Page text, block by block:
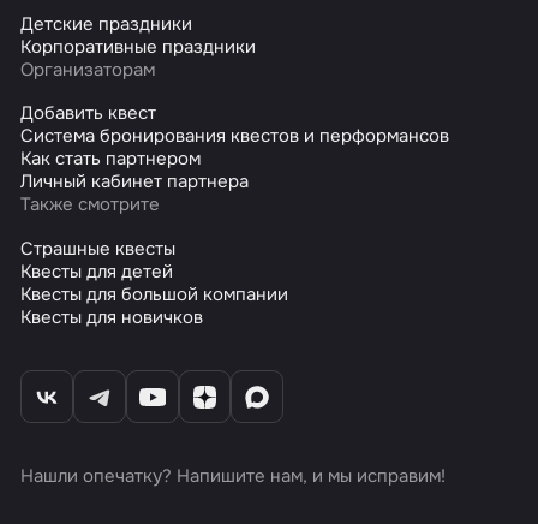
Детские праздники
Корпоративные праздники
Организаторам
Добавить квест
Система бронирования квестов и перформансов
Как стать партнером
Личный кабинет партнера
Также смотрите
Страшные квесты
Квесты для детей
Квесты для большой компании
Квесты для новичков
Нашли опечатку? Напишите нам, и мы исправим!